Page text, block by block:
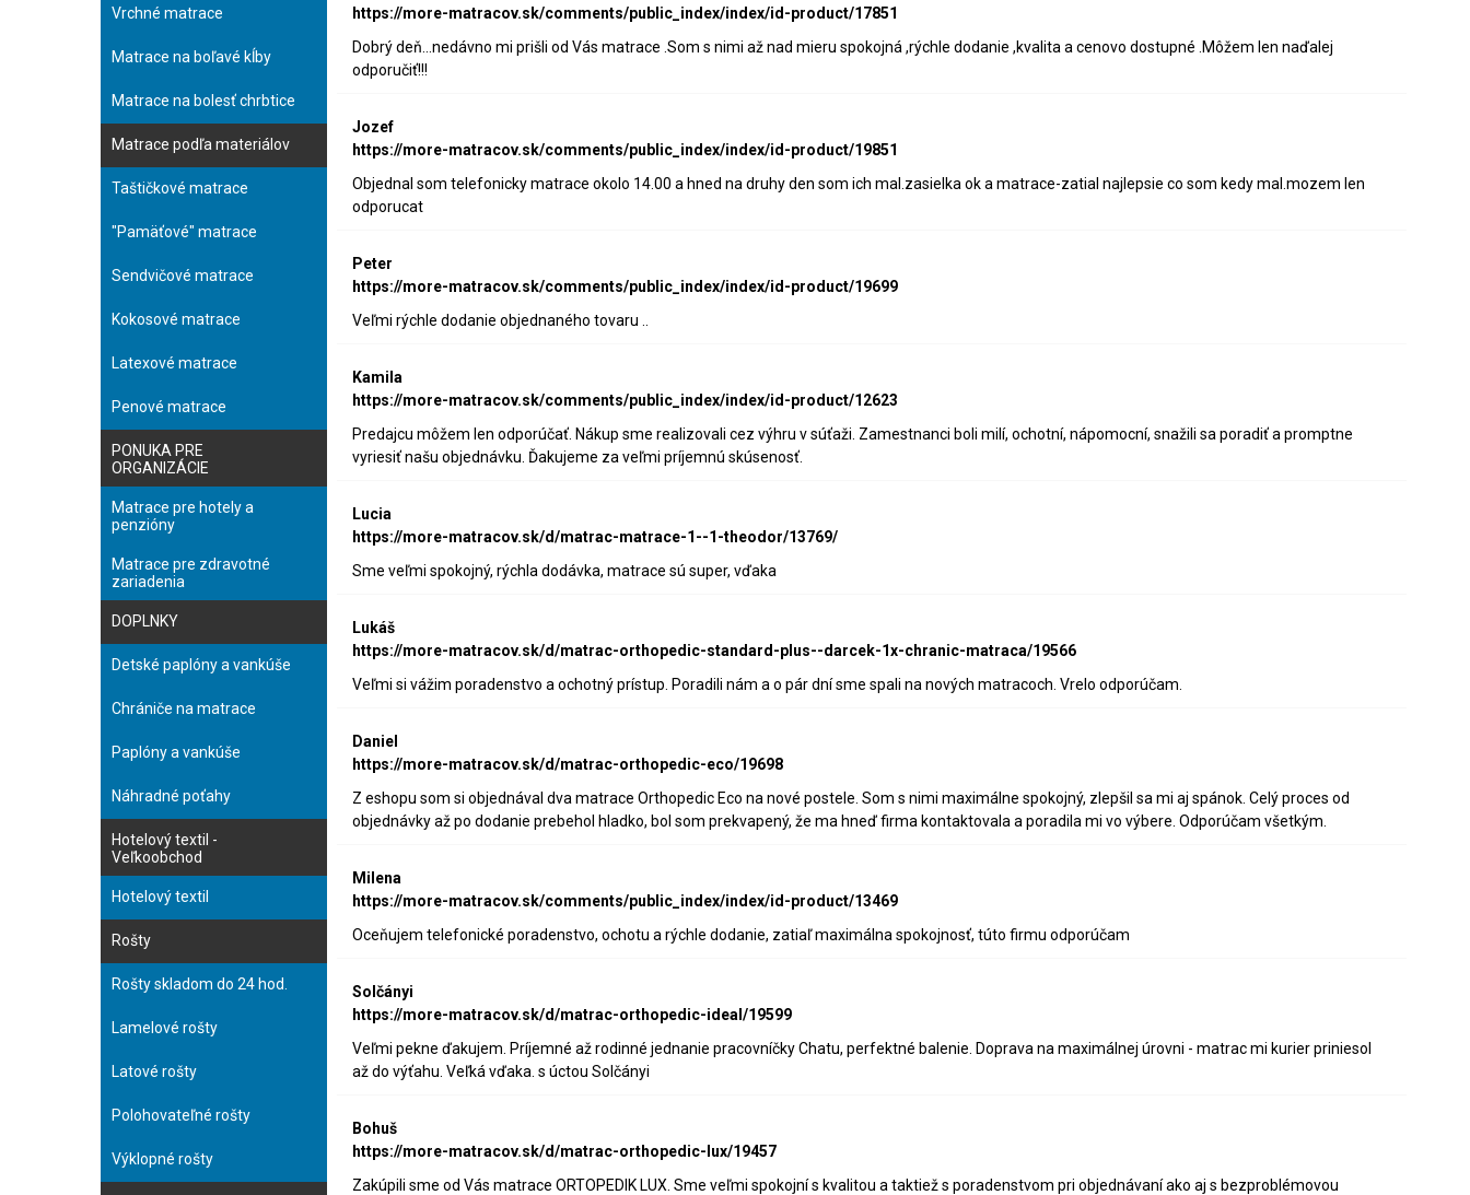
Vrchné matrace
Matrace na boľavé kĺby
Matrace na bolesť chrbtice
Matrace podľa materiálov
Taštičkové matrace
"Pamäťové" matrace
Sendvičové matrace
Kokosové matrace
Latexové matrace
Penové matrace
PONUKA PRE
ORGANIZÁCIE
Matrace pre hotely a
penzióny
Matrace pre zdravotné
zariadenia
DOPLNKY
Detské paplóny a vankúše
Chrániče na matrace
Paplóny a vankúše
Náhradné poťahy
Hotelový textil -
Veľkoobchod
Hotelový textil
Rošty
Rošty skladom do 24 hod.
Lamelové rošty
Latové rošty
Polohovateľné rošty
Výklopné rošty
https://more-matracov.sk/comments/public_index/index/id-product/17851
Dobrý deň...nedávno mi prišli od Vás matrace .Som s nimi až nad mieru spokojná ,rýchle dodanie ,kvalita a cenovo dostupné .Môžem len naďalej
odporučiť!!!
Jozef
https://more-matracov.sk/comments/public_index/index/id-product/19851
Objednal som telefonicky matrace okolo 14.00 a hned na druhy den som ich mal.zasielka ok a matrace-zatial najlepsie co som kedy mal.mozem len
odporucat
Peter
https://more-matracov.sk/comments/public_index/index/id-product/19699
Veľmi rýchle dodanie objednaného tovaru ..
Kamila
https://more-matracov.sk/comments/public_index/index/id-product/12623
Predajcu môžem len odporúčať. Nákup sme realizovali cez výhru v súťaži. Zamestnanci boli milí, ochotní, nápomocní, snažili sa poradiť a promptne
vyriesiť našu objednávku. Ďakujeme za veľmi príjemnú skúsenosť.
Lucia
https://more-matracov.sk/d/matrac-matrace-1--1-theodor/13769/
Sme veľmi spokojný, rýchla dodávka, matrace sú super, vďaka
Lukáš
https://more-matracov.sk/d/matrac-orthopedic-standard-plus--darcek-1x-chranic-matraca/19566
Veľmi si vážim poradenstvo a ochotný prístup. Poradili nám a o pár dní sme spali na nových matracoch. Vrelo odporúčam.
Daniel
https://more-matracov.sk/d/matrac-orthopedic-eco/19698
Z eshopu som si objednával dva matrace Orthopedic Eco na nové postele. Som s nimi maximálne spokojný, zlepšil sa mi aj spánok. Celý proces od
objednávky až po dodanie prebehol hladko, bol som prekvapený, že ma hneď firma kontaktovala a poradila mi vo výbere. Odporúčam všetkým.
Milena
https://more-matracov.sk/comments/public_index/index/id-product/13469
Oceňujem telefonické poradenstvo, ochotu a rýchle dodanie, zatiaľ maximálna spokojnosť, túto firmu odporúčam
Solčányi
https://more-matracov.sk/d/matrac-orthopedic-ideal/19599
Veľmi pekne ďakujem. Príjemné až rodinné jednanie pracovníčky Chatu, perfektné balenie. Doprava na maximálnej úrovni - matrac mi kurier priniesol
až do výťahu. Veľká vďaka. s úctou Solčányi
Bohuš
https://more-matracov.sk/d/matrac-orthopedic-lux/19457
Zakúpili sme od Vás matrace ORTOPEDIK LUX. Sme veľmi spokojní s kvalitou a taktiež s poradenstvom pri objednávaní ako aj s bezproblémovou